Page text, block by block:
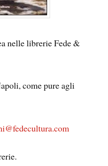
nelle librerie Fede &
come pure agli